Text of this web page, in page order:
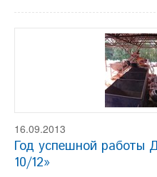
16.09.2013
Год успешной
10/12»